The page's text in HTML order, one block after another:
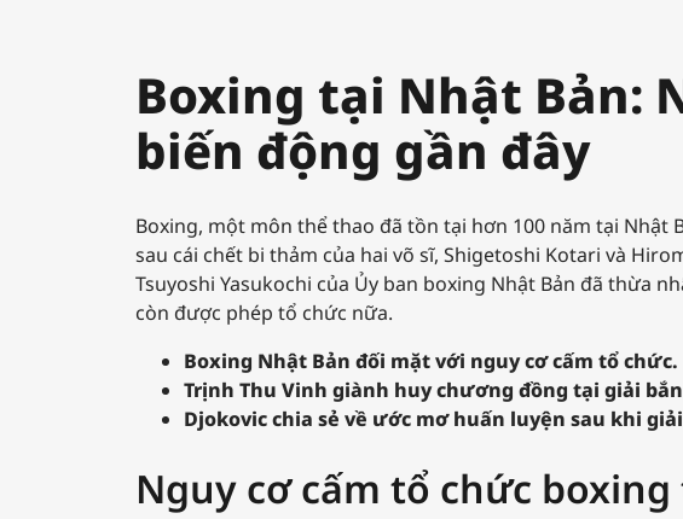
Boxing tại Nhật Bản:
biến động gần đây
Boxing, một môn thể thao đã tồn tại hơn 100 năm tại Nhật
sau cái chết bi thảm của hai võ sĩ, Shigetoshi Kotari và
Tsuyoshi Yasukochi của Ủy ban boxing Nhật Bản đã thừa
còn được phép tổ chức nữa.
Boxing Nhật Bản đối mặt với nguy cơ cấm tổ chức.
Trịnh Thu Vinh giành huy chương đồng tại giải
Djokovic chia sẻ về ước mơ huấn luyện sau khi
Nguy cơ cấm tổ chức